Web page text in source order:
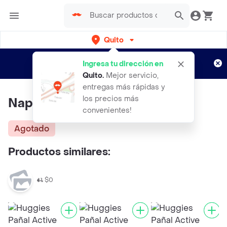
Quito
Ingresa tu dirección en
Quito. Mejor servicio,
entregas más rápidas y
los precios más
convenientes!
envíos gratis por semanas
Aplican TyC
Nappis Pañal Total Sec P
Agotado
Productos similares:
$0